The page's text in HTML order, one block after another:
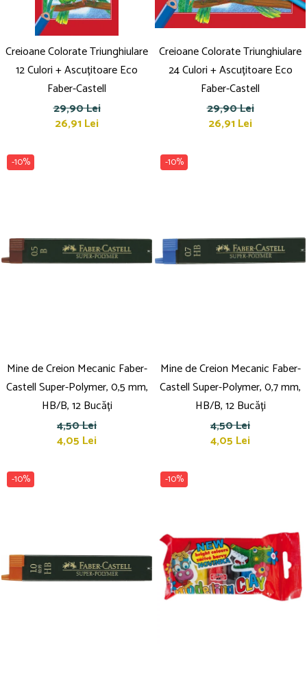
Creioane Colorate Triunghiulare
12 Culori + Ascuțitoare Eco
Faber-Castell
29,90 Lei
26,91 Lei
Creioane Colorate Triunghiulare
24 Culori + Ascuțitoare Eco
Faber-Castell
29,90 Lei
26,91 Lei
-10%
Mine de Creion Mecanic Faber-
Castell Super-Polymer, 0,5 mm,
HB/B, 12 Bucăți
4,50 Lei
4,05 Lei
-10%
Mine de Creion Mecanic Faber-
Castell Super-Polymer, 0,7 mm,
HB/B, 12 Bucăți
4,50 Lei
4,05 Lei
-10% -10%